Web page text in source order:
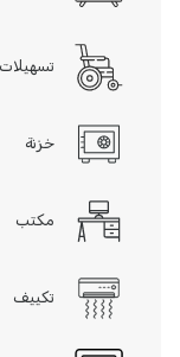
خزنة
مكتب
تكييف